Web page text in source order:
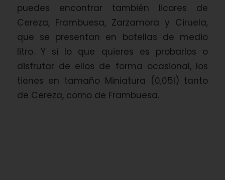
puedes encontrar también licores de
Cereza, Frambuesa, Zarzamora y Ciruela,
que se presentan en botellas de medio
litro. Y si lo que quieres es probarlos o
disfrutar de ellos de forma ocasional, los
tienes en tamaño Miniatura (0,05l) tanto
de Cereza, como de Frambuesa.